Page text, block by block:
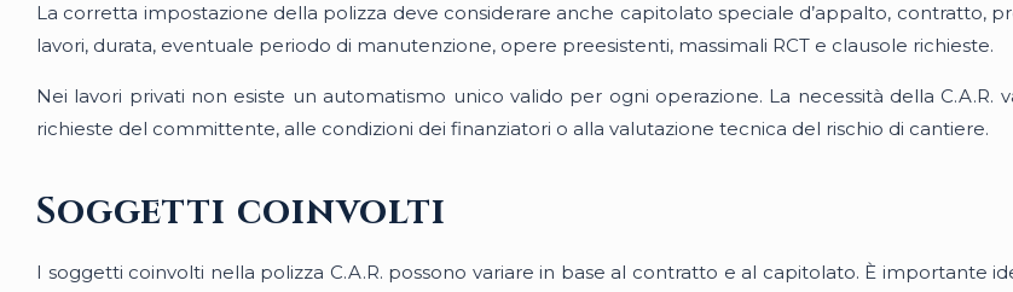
La corretta impostazione della polizza deve considerare anche capitolato speciale d’appalto, contratto,
lavori, durata, eventuale periodo di manutenzione, opere preesistenti, massimali RCT e clausole richieste.
Nei lavori privati non esiste un automatismo unico valido per ogni operazione. La necessità della C.A.R.
richieste del committente, alle condizioni dei finanziatori o alla valutazione tecnica del rischio di cantiere.
Soggetti coinvolti
I soggetti coinvolti nella polizza C.A.R. possono variare in base al contratto e al capitolato. È importante